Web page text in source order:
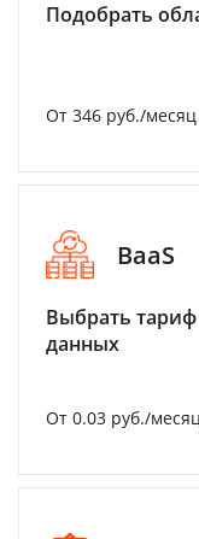
Подобрать
От 346 руб./месяц
BaaS
Выбрать
данных
От 0.03 руб./